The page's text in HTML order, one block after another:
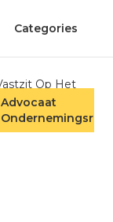
Categories
Advocaat